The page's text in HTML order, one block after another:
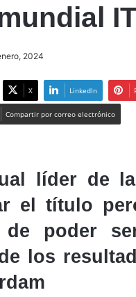
2024
X LinkedIn
Compartir por correo electrónico
líder de
el título
poder
los